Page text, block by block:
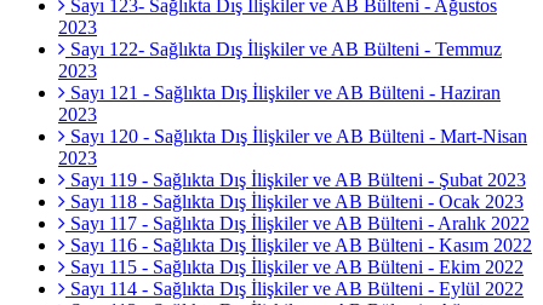
Sayı 123- Sağlıkta Dış İlişkiler ve AB Bülteni - Ağustos
2023
Sayı 122- Sağlıkta Dış İlişkiler ve AB Bülteni - Temmuz
2023
Sayı 121 - Sağlıkta Dış İlişkiler ve AB Bülteni - Haziran
2023
Sayı 120 - Sağlıkta Dış İlişkiler ve AB Bülteni - Mart-Nisan
2023
Sayı 119 - Sağlıkta Dış İlişkiler ve AB Bülteni - Şubat 2023
Sayı 118 - Sağlıkta Dış İlişkiler ve AB Bülteni - Ocak 2023
Sayı 117 - Sağlıkta Dış İlişkiler ve AB Bülteni - Aralık 2022
Sayı 116 - Sağlıkta Dış İlişkiler ve AB Bülteni - Kasım 2022
Sayı 115 - Sağlıkta Dış İlişkiler ve AB Bülteni - Ekim 2022
Sayı 114 - Sağlıkta Dış İlişkiler ve AB Bülteni - Eylül 2022